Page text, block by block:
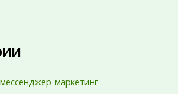
маркетинг